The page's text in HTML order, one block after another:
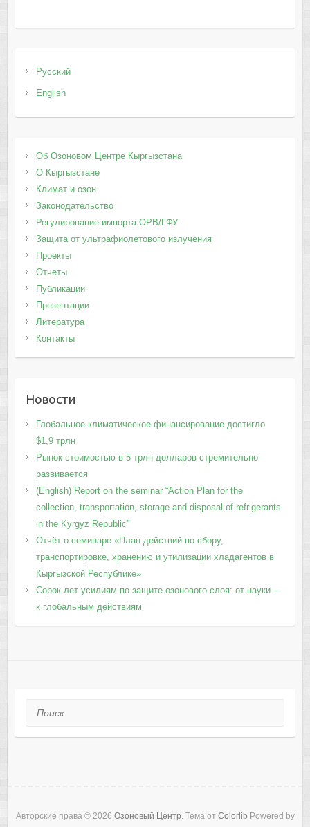
Русский
English
Об Озоновом Центре Кыргызстана
О Кыргызстане
Климат и озон
Законодательство
Регулирование импорта ОРВ/ГФУ
Защита от ультрафиолетового излучения
Проекты
Отчеты
Публикации
Презентации
Литература
Контакты
Новости
Глобальное климатическое финансирование достигло
$1,9 трлн
Рынок стоимостью в 5 трлн долларов стремительно
развивается
(English) Report on the seminar “Action Plan for the
collection, transportation, storage and disposal of refrigerants
in the Kyrgyz Republic”
Отчёт о семинаре «План действий по сбору,
транспортировке, хранению и утилизации хладагентов в
Кыргызской Республике»
Сорок лет усилиям по защите озонового слоя: от науки –
к глобальным действиям
Поиск
Авторские права © 2026 Озоновый Центр. Тема от Colorlib Powered by